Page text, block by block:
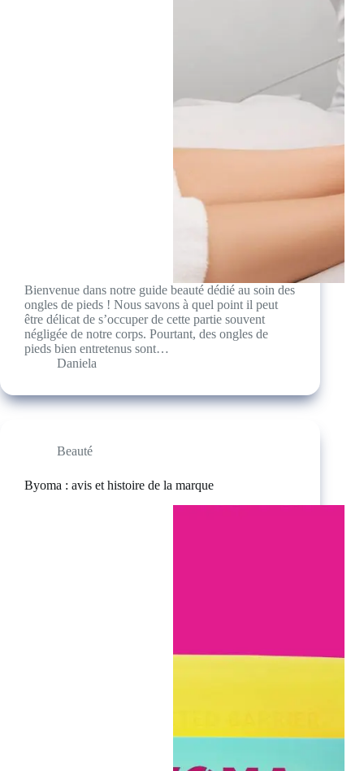
Bienvenue dans notre guide beauté dédié au soin des
ongles de pieds ! Nous savons à quel point il peut
être délicat de s’occuper de cette partie souvent
négligée de notre corps. Pourtant, des ongles de
pieds bien entretenus sont…
Daniela
Beauté
Byoma : avis et histoire de la marque